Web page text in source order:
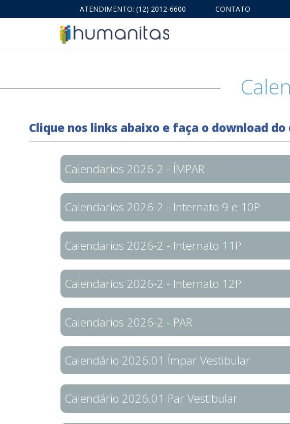
ATENDIMENTO: (12) 2012-6600 CONTATO
Clique nos links abaixo e faça o download
Calendarios 2026-2 - ÍMPAR
Calendarios 2026-2 - Internato 9 e 10P
Calendarios 2026-2 - Internato 11P
Calendarios 2026-2 - Internato 12P
Calendarios 2026-2 - PAR
Calendário 2026.01 Ímpar Vestibular
Calendário 2026.01 Par Vestibular